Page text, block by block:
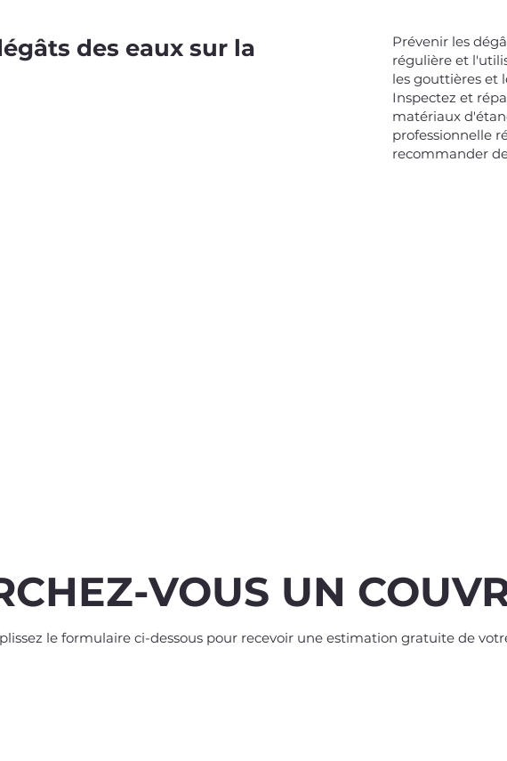
des eaux sur la
Prévenir les
régulière et
les gouttières et
Inspectez et
matériaux
professionnelle
recommander
VOUS UN
le formulaire ci-dessous pour recevoir une estimation gratuite de